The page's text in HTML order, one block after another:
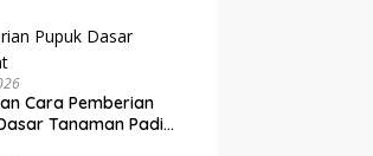
Cara Pemberian
Tanaman Padi